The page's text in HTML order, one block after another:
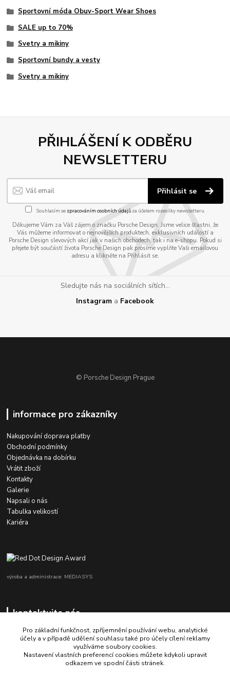
Sportovní móda Obuv-Sport Wear Shoes
SALE up to 70%
Svetry a mikiny
Sportovní bundy a vesty
Svetry a mikiny
PŘIHLÁŠENÍ K ODBĚRU
NEWSLETTERU
Přihlásit se
Souhlasím se zpracováním osobních údajůza účelem rozesílky newsletteru.
Děkujeme Vám za Váš zájem o značku Porsche Design. Jsme velice šťastni, že
Vás můžeme informovat o nejnovějších produktech, exklusivních událostí a
Porsche Design slevových akcí jak v našich obchodech, tak i na e-shopu. Pokud si
přejete být součástí života Porsche Design pak prosíme vyplňte Vaši emailovou
adresu a klikněte na Přihlásit se.
Sledujte nás na sociálních sítích...
Instagram a Facebook
© Porsche Design Prague
informace pro zákazníky
Nakupování doprava platby
Obchodní podmínky
Objednávka na dobírku
Vrátit zboží
Kontakty
Galerie
Napsali o nás
Tabulka velikostí
Kariéra
výroba a administrace: MEDIASYS
kontaktujte nás
+420 725 347 646
Pro základní funkčnost, zpříjemnění používání webu, analytické
účely a v případě udělení souhlasu také pro účely cílení reklamy
využíváme soubory cookies.
Nastavení vlastních preferencí cookies můžete kdykoli upravit
odkazem ve spodní části stránek.